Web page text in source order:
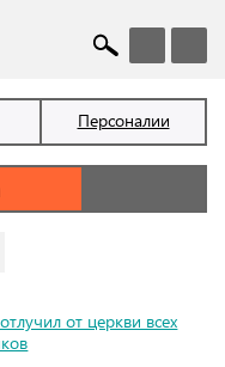
Персоналии
от церкви всех